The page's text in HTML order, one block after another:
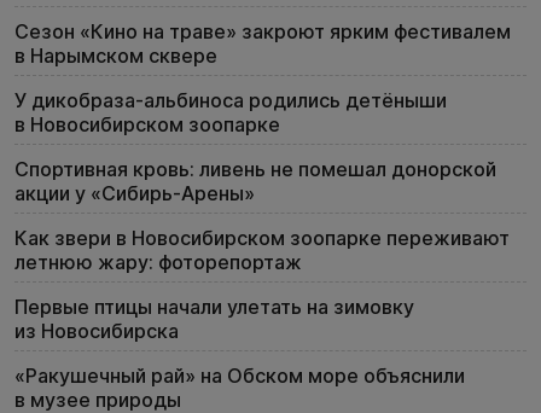
Сезон «Кино на траве» закроют ярким фестивалем
в Нарымском сквере
У дикобраза-альбиноса родились детёныши
в Новосибирском зоопарке
Спортивная кровь: ливень не помешал донорской
акции у «Сибирь-Арены»
Как звери в Новосибирском зоопарке переживают
летнюю жару: фоторепортаж
Первые птицы начали улетать на зимовку
из Новосибирска
«Ракушечный рай» на Обском море объяснили
в музее природы